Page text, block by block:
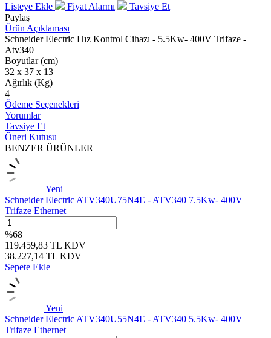
Listeye Ekle
Fiyat Alarmı
Tavsiye Et
Paylaş
Ürün Açıklaması
Schneider Electric Hız Kontrol Cihazı - 5.5Kw- 400V Trifaze -
Atv340
Boyutlar (cm)
32 x 37 x 13
Ağırlık (Kg)
4
Ödeme Seçenekleri
Yorumlar
Tavsiye Et
Öneri Kutusu
BENZER ÜRÜNLER
Yeni
Schneider Electric ATV340U75N4E - ATV340 7.5Kw- 400V
Trifaze Ethernet
%68
119.459,83 TL KDV
38.227,14 TL KDV
Sepete Ekle
Yeni
Schneider Electric ATV340U55N4E - ATV340 5.5Kw- 400V
Trifaze Ethernet